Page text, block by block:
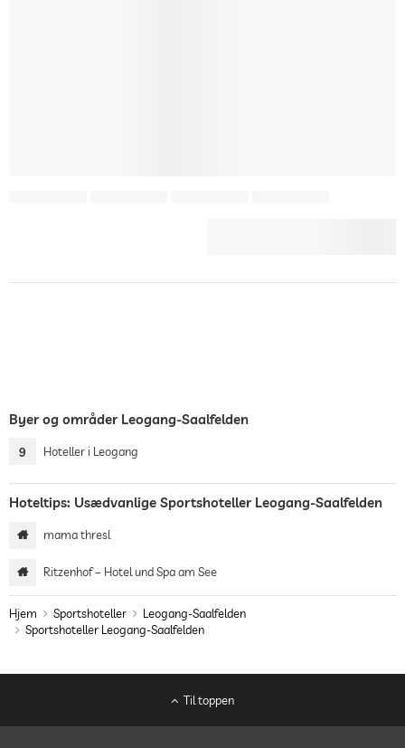
Byer og områder Leogang-Saalfelden
9 Hoteller i Leogang
Hoteltips: Usædvanlige Sportshoteller Leogang-Saalfelden
mama thresl
Ritzenhof – Hotel und Spa am See
Hjem Sportshoteller
Leogang-Saalfelden
Sportshoteller Leogang-Saalfelden
Til toppen